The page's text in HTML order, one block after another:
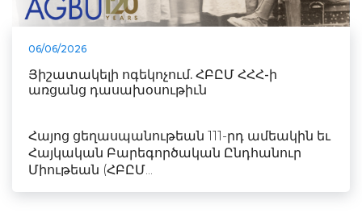
06/06/2026
Յիշատակելի ոգեկոչում. ՀԲԸՄ ՀՀՀ-ի
առցանց դասախօսութիւն
Հայոց ցեղասպանութեան 111-րդ ամեակին եւ
Հայկական Բարեգործական Ընդհանուր
Միութեան (ՀԲԸՄ...